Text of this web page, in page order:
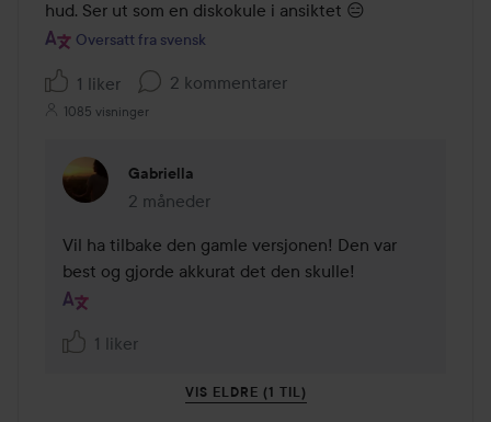
hud. Ser ut som en diskokule i ansiktet 😑
Oversatt fra svensk
1 liker 2 kommentarer
1085 visninger
Gabriella
2 måneder
Kommentaren lades 2 måneder
Vil ha tilbake den gamle versjonen! Den var
best og gjorde akkurat det den skulle!
1 liker
VIS ELDRE (1 TIL)